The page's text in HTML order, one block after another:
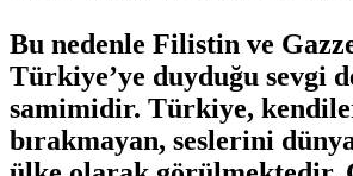
Bu nedenle Filistin ve
Türkiye’ye duyduğu sevgi
samimidir. Türkiye,
bırakmayan, seslerini